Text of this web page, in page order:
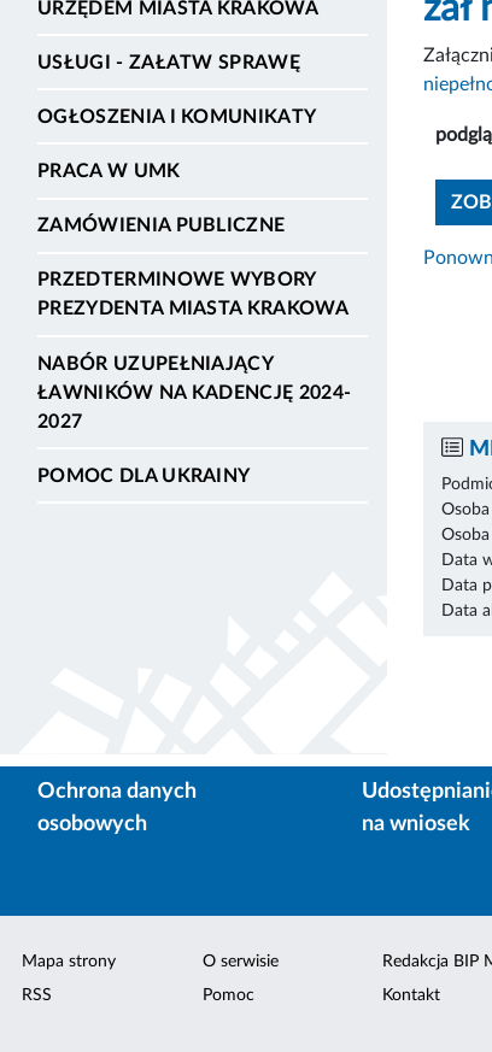
URZĘDEM MIASTA KRAKOWA
USŁUGI - ZAŁATW SPRAWĘ
OGŁOSZENIA I KOMUNIKATY
PRACA W UMK
ZAMÓWIENIA PUBLICZNE
PRZEDTERMINOWE WYBORY
PREZYDENTA MIASTA KRAKOWA
NABÓR UZUPEŁNIAJĄCY
ŁAWNIKÓW NA KADENCJĘ 2024-
2027
POMOC DLA UKRAINY
zał
Data
Data
Data
Ochrona danych
osobowych
na wniosek
Mapa strony
RSS
O serwisie
Pomoc
Redakcja BIP
Kontakt